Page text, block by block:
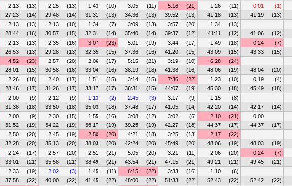
2:13 (13) 2:25 (13) 1:43 (10) 3:05 (11) 5:16 (21) 1:26 (11) 0:01
(1)
27:23 (14) 29:48 (14) 31:31 (13) 34:36 (13) 39:52 (13) 41:18 (13) 41:19
(13)
2:13 (13) 2:13 (10) 1:34 (7) 3:09 (13) 3:57 (20) 1:34
(13)
28:44 (16) 30:57 (15) 32:31 (14) 35:40 (14) 39:37 (12) 41:11 (12) 41:06
(12)
2:13 (13) 2:35 (16) 3:07 (23) 5:01 (19) 3:44 (17) 1:49 (18) 0:24
(7)
26:53 (13) 29:28 (13) 32:35 (15) 37:36 (16) 41:20 (15) 43:09 (15) 43:33
(15)
4:52 (23) 2:57 (20) 2:06 (17) 5:15 (21) 3:19 (10) 6:28
(24)
28:01 (15) 30:58 (16) 33:04 (16) 38:19 (18) 41:38 (16) 48:06 (19) 48:04
(20)
2:26 (18) 2:40 (17) 1:51 (15) 3:14 (15) 7:36 (22) 1:23 (10) 0:19
(4)
28:46 (17) 31:26 (17) 33:17 (17) 36:31 (15) 44:07 (19) 45:30 (18) 45:49
(18)
2:00 (9) 2:12 (9) 1:13 (2) 2:45 (3) 3:17 (9) 1:15
(8)
31:38 (18) 33:50 (18) 35:03 (18) 37:48 (17) 41:05 (14) 42:20 (14) 42:17
(14)
2:00 (9) 2:30 (15) 1:55 (16) 3:08 (12) 3:02 (6) 2:10 (21)
0:00
31:52 (19) 34:22 (19) 36:17 (19) 39:25 (19) 42:27 (18) 44:37 (17) 44:37
(17)
2:50 (20) 2:45 (19) 2:50 (20) 4:21 (18) 3:25 (13) 2:17
(22)
32:28 (20) 35:13 (20) 38:03 (20) 42:24 (20) 45:49 (20) 48:06 (19) 48:03
(19)
2:24 (17) 2:57 (20) 2:51 (21) 5:05 (20) 3:21 (11) 2:06 (20) 0:24
(7)
33:01 (21) 35:58 (21) 38:49 (21) 43:54 (21) 47:15 (21) 49:21 (21) 49:45
(21)
2:33 (19) 2:02 (3) 1:45 (11) 6:15 (22) 3:33 (16) 1:10
(6)
37:58 (22) 40:00 (22) 41:45 (22) 48:00 (22) 51:33 (22) 52:43 (22) 52:42 (22)